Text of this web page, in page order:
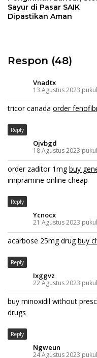
Sayur di Pasar SAIK
Dipastikan Aman
Respon (48)
Vnadtx
13 Agustus 2023
tricor canada order
Reply
Ojvbgd
18 Agustus 2023
order zaditor 1mgbuy
imipramine online cheap
Reply
Ycnocx
21 Agustus 2023
acarbose 25mg drugbuy
Reply
Ixggvz
22 Agustus 2023
buy minoxidil without
drugs
Reply
Ngweun
24 Agustus 2023